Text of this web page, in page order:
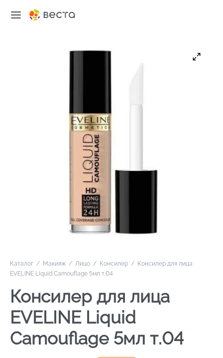
Каталог / Макияж / Лицо / Консилер / Консилер для лица
EVELINE Liquid Camouflage 5мл т.04
Консилер для лица
EVELINE Liquid
Camouflage 5мл т.04